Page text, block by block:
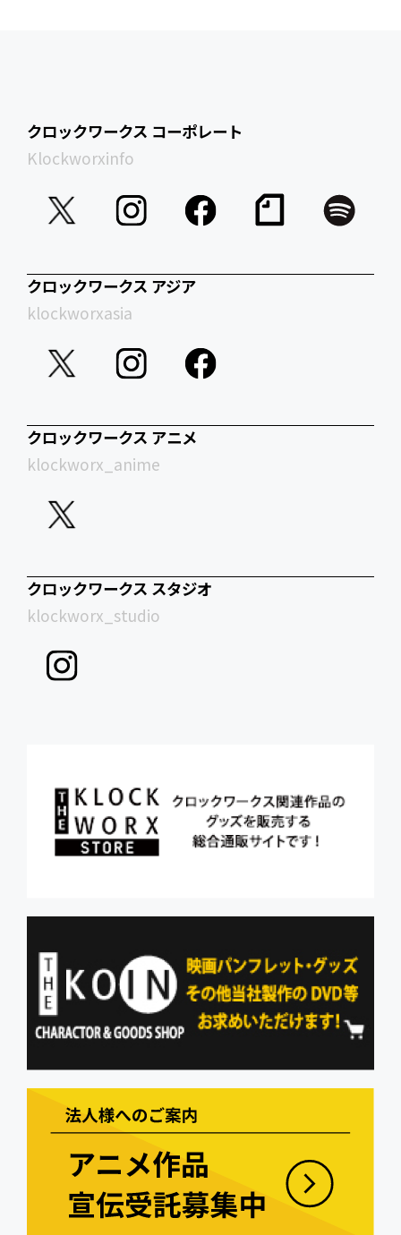
クロックワークス コーポレート
Klockworxinfo
クロックワークス アジア
klockworxasia
クロックワークス アニメ
klockworx_anime
クロックワークス スタジオ
klockworx_studio